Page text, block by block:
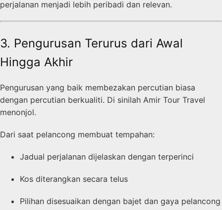
perjalanan menjadi lebih peribadi dan relevan.
3. Pengurusan Terurus dari Awal
Hingga Akhir
Pengurusan yang baik membezakan percutian biasa
dengan percutian berkualiti. Di sinilah Amir Tour Travel
menonjol.
Dari saat pelancong membuat tempahan:
Jadual perjalanan dijelaskan dengan terperinci
Kos diterangkan secara telus
Pilihan disesuaikan dengan bajet dan gaya pelancong